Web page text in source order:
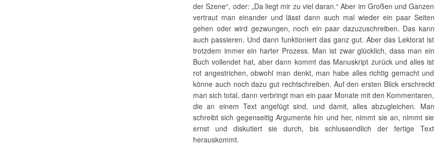
der Szene“, oder: „Da liegt mir zu viel daran.“ Aber im Großen und Ganzen
vertraut man einander und lässt dann auch mal wieder ein paar Seiten
gehen oder wird gezwungen, noch ein paar dazuzuschreiben. Das kann
auch passieren. Und dann funktioniert das ganz gut. Aber das Lektorat ist
trotzdem immer ein harter Prozess. Man ist zwar glücklich, dass man ein
Buch vollendet hat, aber dann kommt das Manuskript zurück und alles ist
rot angestrichen, obwohl man denkt, man habe alles richtig gemacht und
könne auch noch dazu gut rechtschreiben. Auf den ersten Blick erschreckt
man sich total, dann verbringt man ein paar Monate mit den Kommentaren,
die an einem Text angefügt sind, und damit, alles abzugleichen. Man
schreibt sich gegenseitig Argumente hin und her, nimmt sie an, nimmt sie
ernst und diskutiert sie durch, bis schlussendlich der fertige Text
herauskommt.